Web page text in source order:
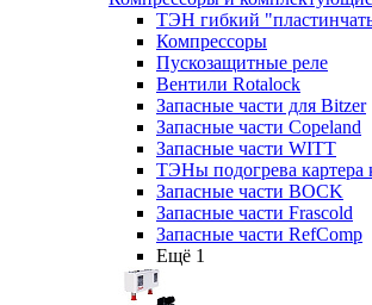
ТЭН гибкий
Компрессоры
Пускозащитные реле
Вентили Rotalock
Запасные части для Bitzer
Запасные части Copeland
Запасные части WITT
ТЭНы подогрева картера
Запасные части BOCK
Запасные части Frascold
Запасные части RefComp
Ещё 1